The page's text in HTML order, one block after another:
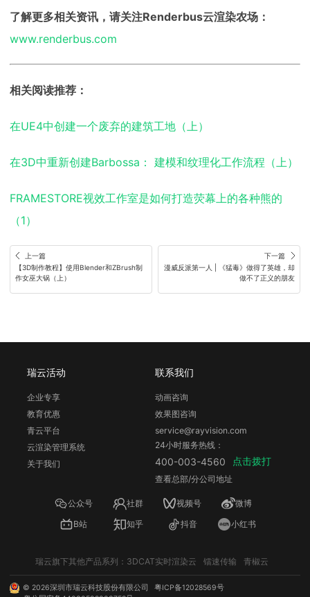
了解更多相关资讯，请关注Renderbus云渲染农场：
www.renderbus.com
相关阅读推荐：
在UE4中创建一个废弃的建筑工地（上）
在3D中重新创建Barbossa： 建模和纹理化工作流程（上）
FRAMESTORE视效工作室是如何打造荧幕上的各种熊的
（1）
上一篇
【3D制作教程】使用Blender和ZBrush制
作女巫大锅（上）
下一篇
漫威反派第一人 | 《猛毒》做得了英雄，却
做不了正义的朋友
瑞云活动
企业专享
教育优惠
青云平台
云渲染管理系统
关于我们
联系我们
动画咨询
效果图咨询
service@rayvision.com
24小时服务热线：
400-003-4560 点击拨打
查看总部/分公司地址
公众号 社群 视频号
微博
B站
知乎 抖音 小红书
瑞云旗下其他产品系列： 3DCAT实时渲染云 镭速传输 青椒云
© 2026深圳市瑞云科技股份有限公司
粤ICP备12028569号